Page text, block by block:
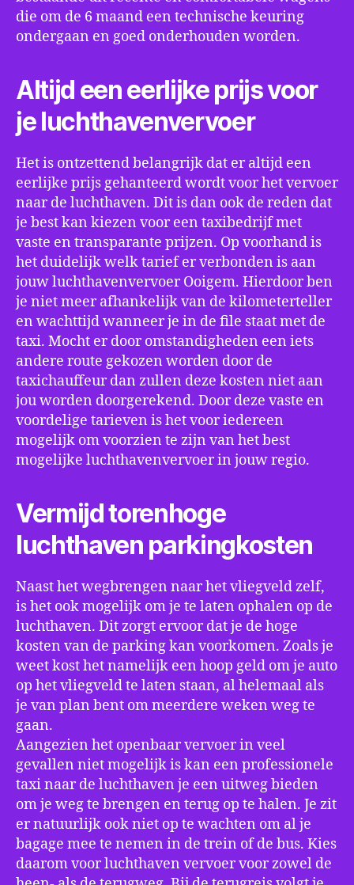
die om de 6 maand een technische keuring
ondergaan en goed onderhouden worden.
Altijd een eerlijke prijs voor
je luchthavenvervoer
Het is ontzettend belangrijk dat er altijd een
eerlijke prijs gehanteerd wordt voor het vervoer
naar de luchthaven. Dit is dan ook de reden dat
je best kan kiezen voor een taxibedrijf met
vaste en transparante prijzen. Op voorhand is
het duidelijk welk tarief er verbonden is aan
jouw luchthavenvervoer Ooigem. Hierdoor ben
je niet meer afhankelijk van de kilometerteller
en wachttijd wanneer je in de file staat met de
taxi. Mocht er door omstandigheden een iets
andere route gekozen worden door de
taxichauffeur dan zullen deze kosten niet aan
jou worden doorgerekend. Door deze vaste en
voordelige tarieven is het voor iedereen
mogelijk om voorzien te zijn van het best
mogelijke luchthavenvervoer in jouw regio.
Vermijd torenhoge
luchthaven parkingkosten
Naast het wegbrengen naar het vliegveld zelf,
is het ook mogelijk om je te laten ophalen op de
luchthaven. Dit zorgt ervoor dat je de hoge
kosten van de parking kan voorkomen. Zoals je
weet kost het namelijk een hoop geld om je auto
op het vliegveld te laten staan, al helemaal als
je van plan bent om meerdere weken weg te
gaan.
Aangezien het openbaar vervoer in veel
gevallen niet mogelijk is kan een professionele
taxi naar de luchthaven je een uitweg bieden
om je weg te brengen en terug op te halen. Je zit
er natuurlijk ook niet op te wachten om al je
bagage mee te nemen in de trein of de bus. Kies
daarom voor luchthaven vervoer voor zowel de